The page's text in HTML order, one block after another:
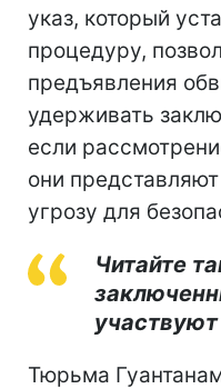
указ, который
процедуру,
предъявления
удерживать
если
они
угрозу для
Читайте
Тюрьма